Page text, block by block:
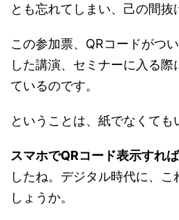
とも忘れてしまい、己の間抜
この参加票、QRコードがつ
した講演、セミナーに入る
ているのです。
ということは、紙でなくても
スマホでQRコード表示すれ
したね。デジタル時代に、
しょうか。